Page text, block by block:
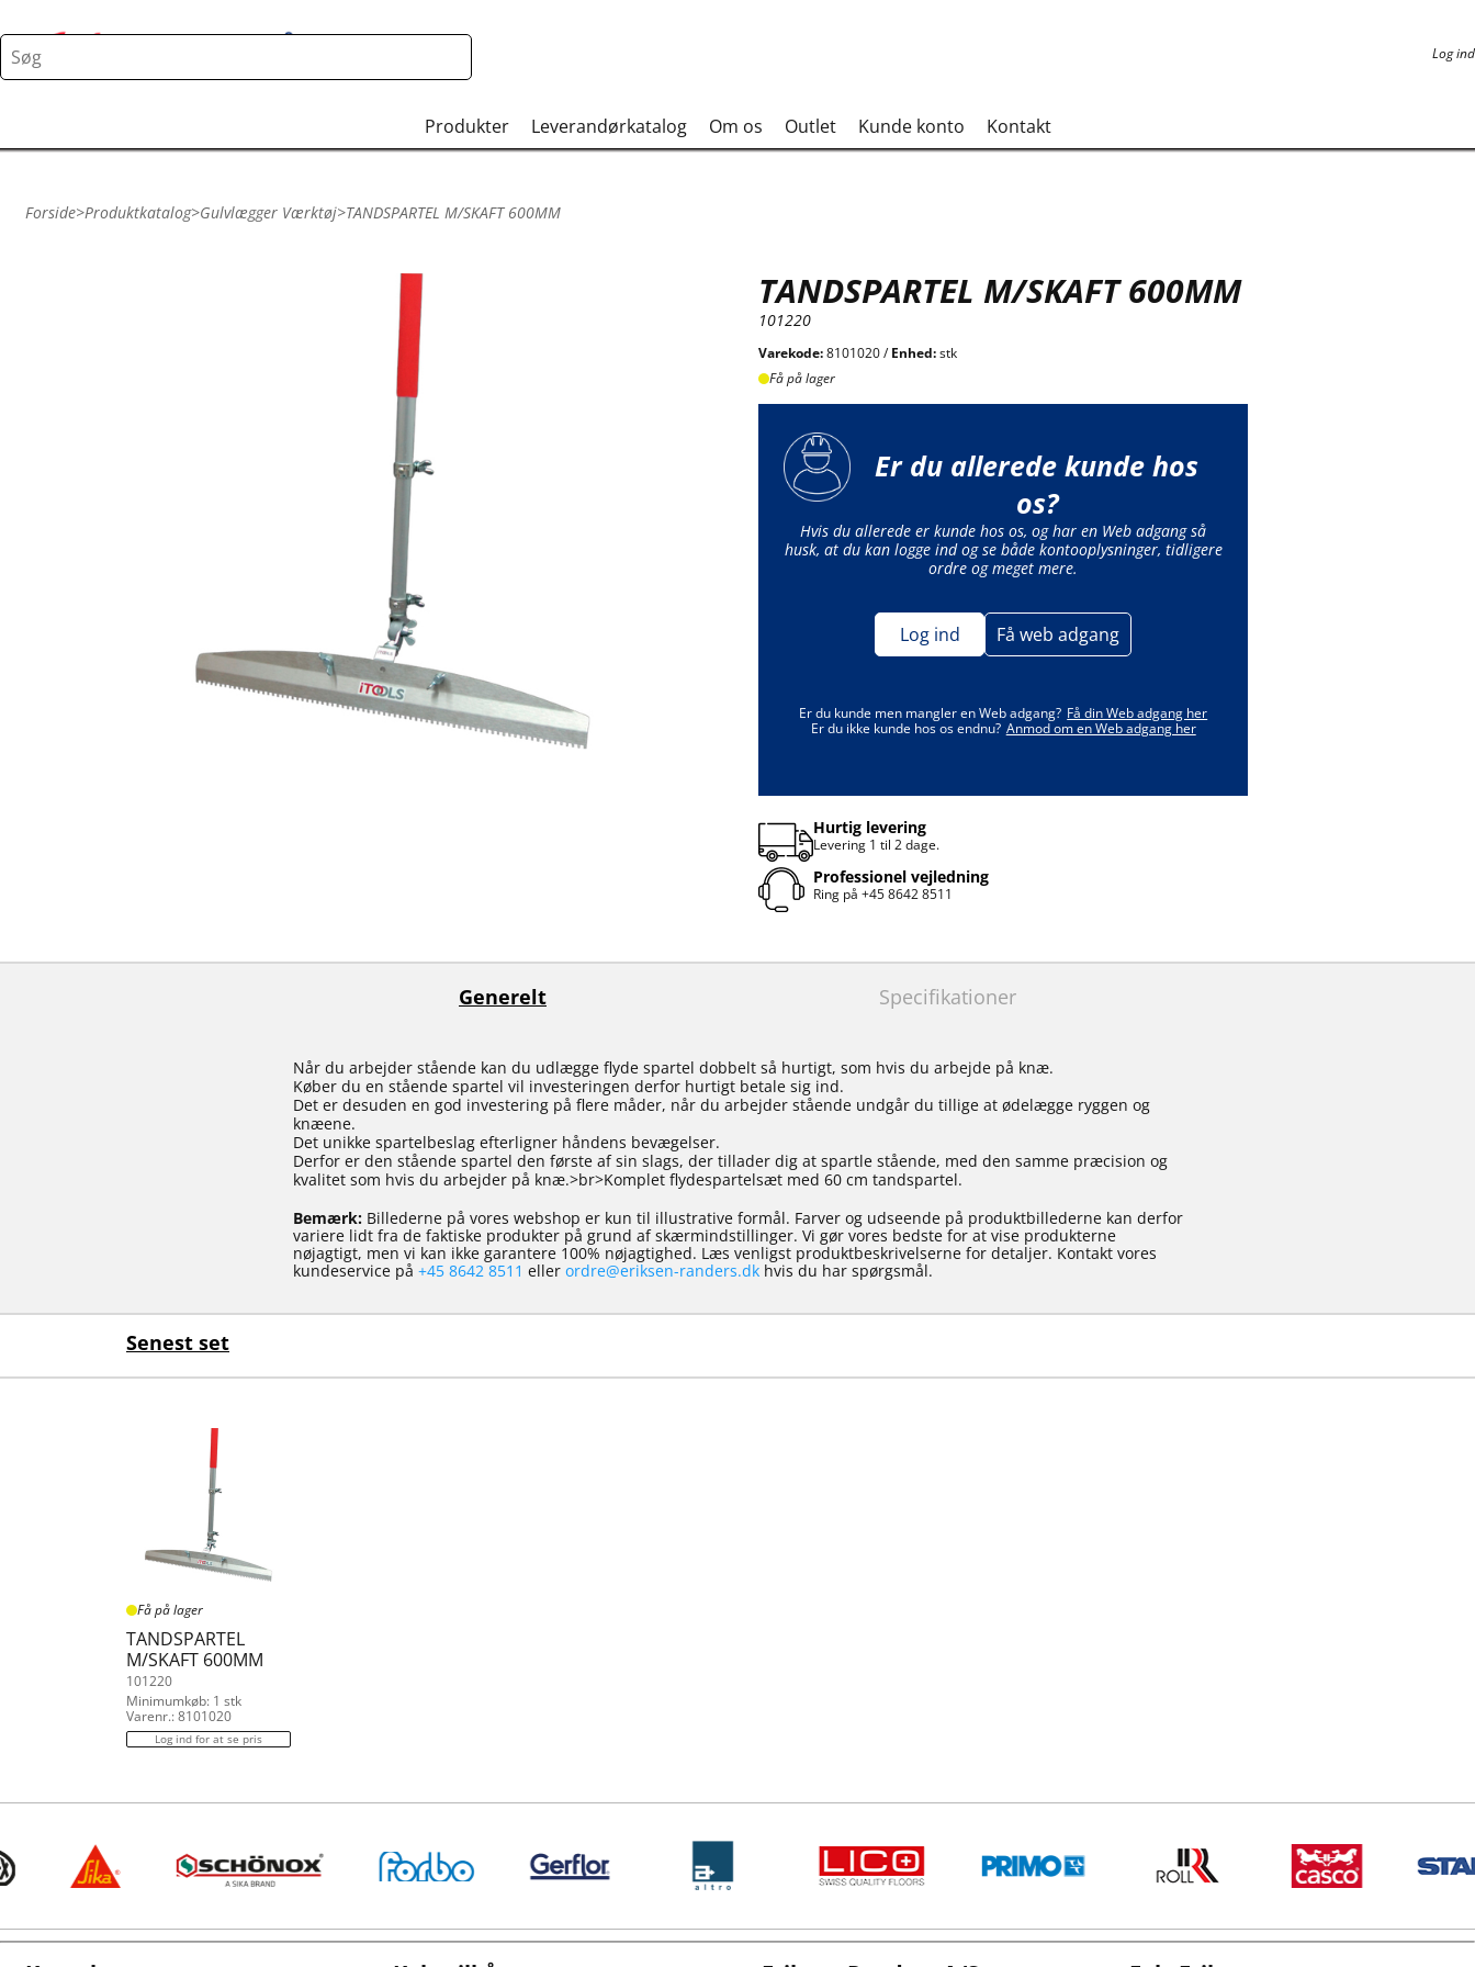
Log ind
Produkter Leverandørkatalog Om os Outlet Kunde konto Kontakt
Forside>Produktkatalog>Gulvlægger Værktøj>TANDSPARTEL M/SKAFT 600MM
TANDSPARTEL M/SKAFT 600MM
101220
Varekode:8101020 /Enhed:stk
Få på lager
Er du allerede kunde hos
os?
Hvis du allerede er kunde hos os, og har en Web adgang så
husk, at du kan logge ind og se både kontooplysninger, tidligere
ordre og meget mere.
Log ind Få web adgang
Er du kunde men mangler en Web adgang? Få din Web adgang her
Er du ikke kunde hos os endnu? Anmod om en Web adgang her
Hurtig levering
Levering 1 til 2 dage.
Professionel vejledning
Ring på+45 8642 8511
Generelt Specifikationer
Når du arbejder stående kan du udlægge flyde spartel dobbelt så hurtigt, som hvis du arbejde på knæ.
Køber du en stående spartel vil investeringen derfor hurtigt betale sig ind.
Det er desuden en god investering på flere måder, når du arbejder stående undgår du tillige at ødelægge ryggen og
knæene.
Det unikke spartelbeslag efterligner håndens bevægelser.
Derfor er den stående spartel den første af sin slags, der tillader dig at spartle stående, med den samme præcision og
kvalitet som hvis du arbejder på knæ.>br>Komplet flydespartelsæt med 60 cm tandspartel.
Bemærk:Billederne på vores webshop er kun til illustrative formål. Farver og udseende på produktbillederne kan derfor
variere lidt fra de faktiske produkter på grund af skærmindstillinger. Vi gør vores bedste for at vise produkterne
nøjagtigt, men vi kan ikke garantere 100% nøjagtighed. Læs venligst produktbeskrivelserne for detaljer. Kontakt vores
kundeservice på +45 8642 8511 eller ordre@eriksen-randers.dkhvis du har spørgsmål.
Senest set
Få på lager
TANDSPARTEL
M/SKAFT 600MM
101220
Minimumkøb: 1 stk
Varenr.: 8101020
Log ind for at se pris